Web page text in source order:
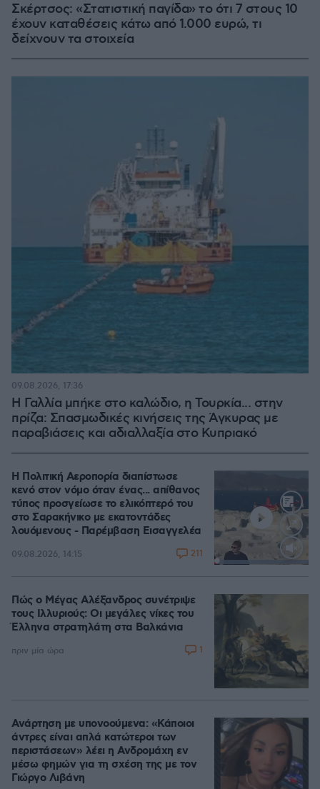
Σκέρτσος: «Στατιστική παγίδα» το ότι 7 στους 10
έχουν καταθέσεις κάτω από 1.000 ευρώ, τι
δείχνουν τα στοιχεία
Η Γαλλία μπήκε στο καλώδιο, η Τουρκία... στην
πρίζα: Σπασμωδικές κινήσεις της Άγκυρας με
παραβιάσεις και αδιαλλαξία στο Κυπριακό
09.08.2026, 17:36
Η Πολιτική Αεροπορία διαπίστωσε
κενό στον νόμο όταν ένας... απίθανος
τύπος προσγείωσε το ελικόπτερό του
στο Σαρακήνικο με εκατοντάδες
λουόμενους - Παρέμβαση Εισαγγελέα
09.08.2026, 14:15 211
Πώς ο Μέγας Αλέξανδρος συνέτριψε
τους Ιλλυριούς: Οι μεγάλες νίκες του
Έλληνα στρατηλάτη στα Βαλκάνια
πριν μία ώρα 1
Ανάρτηση με υπονοούμενα: «Κάποιοι
άντρες είναι απλά κατώτεροι των
περιστάσεων» λέει η Ανδρομάχη εν
μέσω φημών για τη σχέση της με τον
Γιώργο Λιβάνη